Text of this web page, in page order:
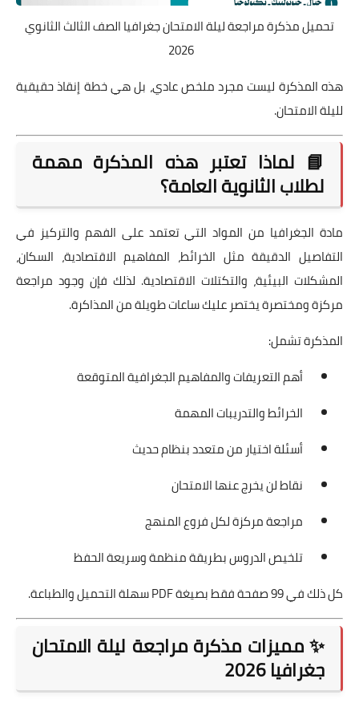
تحميل مذكرة مراجعة ليلة الامتحان جغرافيا الصف الثالث الثانوي
2026
هذه المذكرة ليست مجرد ملخص عادي، بل هي خطة إنقاذ حقيقية
لليلة الامتحان.
📘 لماذا تعتبر هذه المذكرة مهمة
لطلاب الثانوية العامة؟
مادة الجغرافيا من المواد التي تعتمد على الفهم والتركيز في
التفاصيل الدقيقة مثل الخرائط، المفاهيم الاقتصادية، السكان،
المشكلات البيئية، والتكتلات الاقتصادية. لذلك فإن وجود مراجعة
مركزة ومختصرة يختصر عليك ساعات طويلة من المذاكرة.
المذكرة تشمل:
أهم التعريفات والمفاهيم الجغرافية المتوقعة
الخرائط والتدريبات المهمة
أسئلة اختيار من متعدد بنظام حديث
نقاط لن يخرج عنها الامتحان
مراجعة مركزة لكل فروع المنهج
تلخيص الدروس بطريقة منظمة وسريعة الحفظ
كل ذلك في 99 صفحة فقط بصيغة PDF سهلة التحميل والطباعة.
✨ مميزات مذكرة مراجعة ليلة الامتحان
جغرافيا 2026